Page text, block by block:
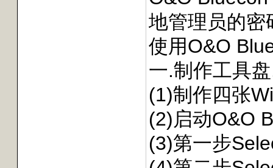
地管理员的
使用O&O
一.制作工具
(1)制作四张
(2)启动O&O
(3)第一步